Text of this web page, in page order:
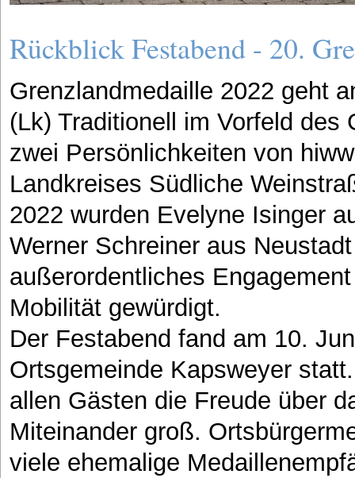
Rückblick Festabend - 20.
Grenzlandmedaille 2022 geht
(Lk) Traditionell im Vorfeld
zwei Persönlichkeiten von
Landkreises Südliche
2022 wurden Evelyne Isinger
Werner Schreiner aus
außerordentliches
Mobilität gewürdigt.
Der Festabend fand am 10.
Ortsgemeinde Kapsweyer
allen Gästen die Freude über
Miteinander groß.
viele ehemalige